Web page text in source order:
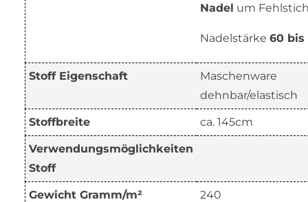
Nadel um
Nadelstärke 60 bis
Stoff Eigenschaft
Maschenware
dehnbar/elastisch
Stoffbreite ca. 145cm
Verwendungsmöglichkeiten
Stoff
Gewicht Gramm/m² 240